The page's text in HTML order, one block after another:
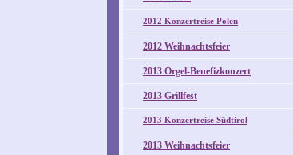
2012 Konzertreise Polen
2012 Weihnachtsfeier
2013 Orgel-Benefizkonzert
2013 Grillfest
2013 Konzertreise Südtirol
2013 Weihnachtsfeier